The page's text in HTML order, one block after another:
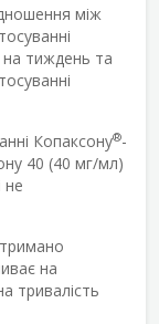
між
на тиждень та
Копаксону®-
40 (40 мг/мл)
не
на
тривалість